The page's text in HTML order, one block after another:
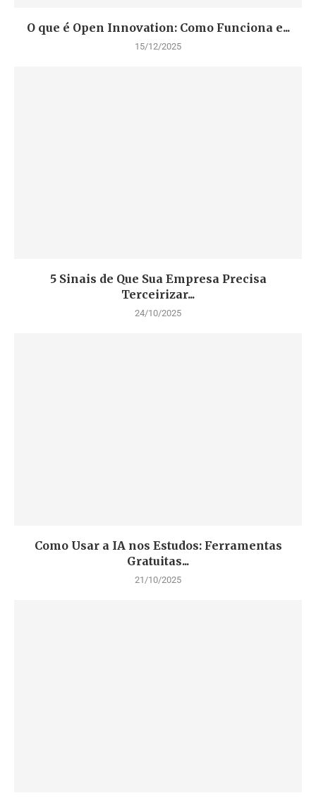
O que é Open Innovation: Como Funciona e...
15/12/2025
5 Sinais de Que Sua Empresa Precisa
Terceirizar...
24/10/2025
Como Usar a IA nos Estudos: Ferramentas
Gratuitas...
21/10/2025